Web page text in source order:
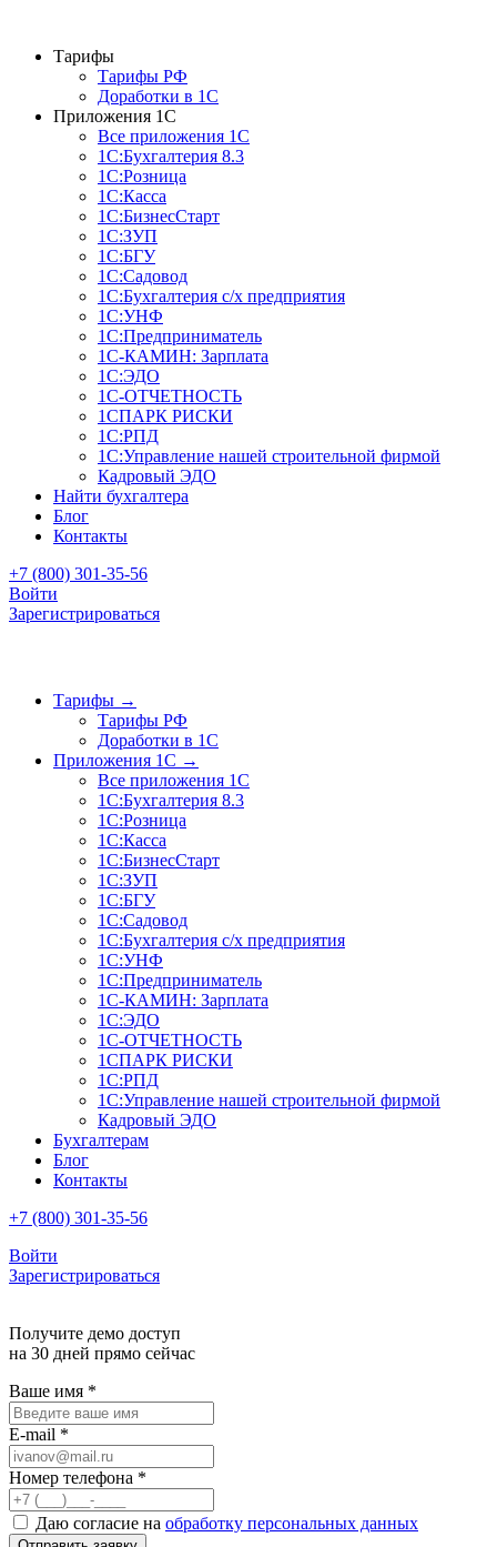
Тарифы
Тарифы РФ
Доработки в 1C
Приложения 1С
Все приложения 1С
1С:Бухгалтерия 8.3
1С:Розница
1С:Касса
1С:БизнесСтарт
1С:ЗУП
1С:БГУ
1С:Садовод
1С:Бухгалтерия с/х предприятия
1С:УНФ
1С:Предприниматель
1С-КАМИН: Зарплата
1С:ЭДО
1С-ОТЧЕТНОСТЬ
1СПАРК РИСКИ
1С:РПД
1С:Управление нашей строительной фирмой
Кадровый ЭДО
Найти бухгалтера
Блог
Контакты
+7 (800) 301-35-56
Войти
Зарегистрироваться
Тарифы →
Тарифы РФ
Доработки в 1C
Приложения 1C →
Все приложения 1С
1С:Бухгалтерия 8.3
1С:Розница
1С:Касса
1С:БизнесСтарт
1С:ЗУП
1С:БГУ
1С:Садовод
1С:Бухгалтерия с/х предприятия
1С:УНФ
1С:Предприниматель
1С-КАМИН: Зарплата
1С:ЭДО
1С-ОТЧЕТНОСТЬ
1СПАРК РИСКИ
1С:РПД
1С:Управление нашей строительной фирмой
Кадровый ЭДО
Бухгалтерам
Блог
Контакты
+7 (800) 301-35-56
Войти
Зарегистрироваться
Получите демо доступ
на 30 дней прямо сейчас
Ваше имя *
E-mail *
Номер телефона *
Даю согласие на обработку персональных данных